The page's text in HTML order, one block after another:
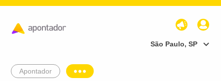
São Paulo, SP
Apontador